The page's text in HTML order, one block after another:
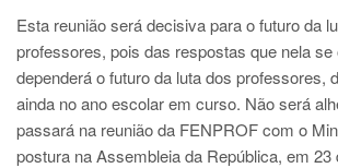
Esta reunião será decisiva para o futuro da
professores, pois das respostas que nela se
dependerá o futuro da luta dos professores,
ainda no ano escolar em curso. Não será
passará na reunião da FENPROF com o
postura na Assembleia da República, em